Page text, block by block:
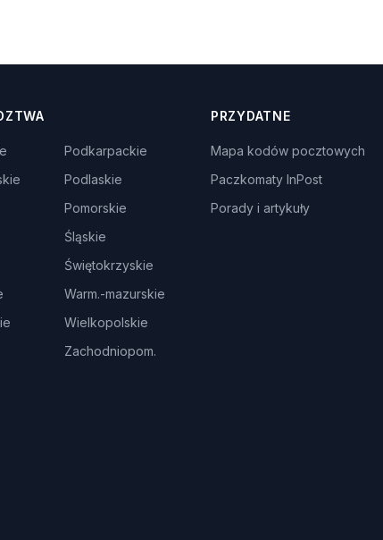
Podkarpackie
Podlaskie
Pomorskie
Śląskie
Świętokrzyskie
Warm.-mazurskie
Wielkopolskie
Zachodniopom.
PRZYDATNE
Mapa kodów pocztowych
Paczkomaty InPost
Porady i artykuły